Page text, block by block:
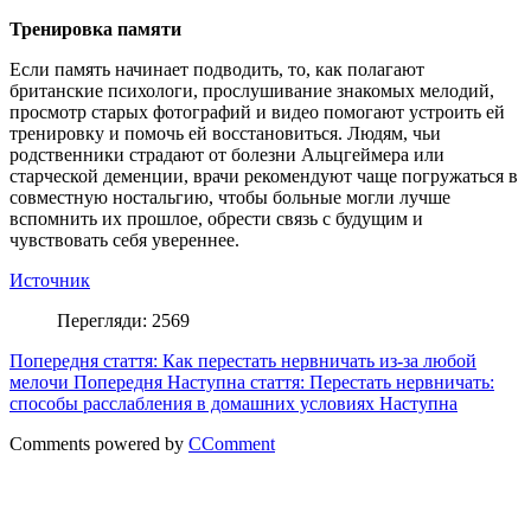
Тренировка памяти
Если память начинает подводить, то, как полагают
британские психологи, прослушивание знакомых мелодий,
просмотр старых фотографий и видео помогают устроить ей
тренировку и помочь ей восстановиться. Людям, чьи
родственники страдают от болезни Альцгеймера или
старческой деменции, врачи рекомендуют чаще погружаться в
совместную ностальгию, чтобы больные могли лучше
вспомнить их прошлое, обрести связь с будущим и
чувствовать себя увереннее.
Источник
Перегляди: 2569
Попередня стаття: Как перестать нервничать из-за любой
мелочи Попередня Наступна стаття: Перестать нервничать:
способы расслабления в домашних условиях Наступна
Comments powered by CComment